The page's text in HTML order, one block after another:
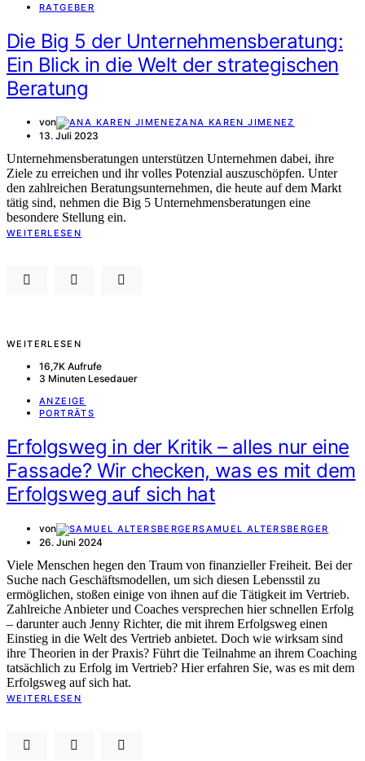
RATGEBER
Die Big 5 der Unternehmensberatung:
Ein Blick in die Welt der strategischen
Beratung
von ANA KAREN JIMENEZ
13. Juli 2023
Unternehmensberatungen unterstützen Unternehmen dabei, ihre
Ziele zu erreichen und ihr volles Potenzial auszuschöpfen. Unter
den zahlreichen Beratungsunternehmen, die heute auf dem Markt
tätig sind, nehmen die Big 5 Unternehmensberatungen eine
besondere Stellung ein.
WEITERLESEN
WEITERLESEN
16,7K Aufrufe
3 Minuten Lesedauer
ANZEIGE
PORTRÄTS
Erfolgsweg in der Kritik – alles nur eine
Fassade? Wir checken, was es mit dem
Erfolgsweg auf sich hat
von SAMUEL ALTERSBERGER
26. Juni 2024
Viele Menschen hegen den Traum von finanzieller Freiheit. Bei der
Suche nach Geschäftsmodellen, um sich diesen Lebensstil zu
ermöglichen, stoßen einige von ihnen auf die Tätigkeit im Vertrieb.
Zahlreiche Anbieter und Coaches versprechen hier schnellen Erfolg
– darunter auch Jenny Richter, die mit ihrem Erfolgsweg einen
Einstieg in die Welt des Vertrieb anbietet. Doch wie wirksam sind
ihre Theorien in der Praxis? Führt die Teilnahme an ihrem Coaching
tatsächlich zu Erfolg im Vertrieb? Hier erfahren Sie, was es mit dem
Erfolgsweg auf sich hat.
WEITERLESEN